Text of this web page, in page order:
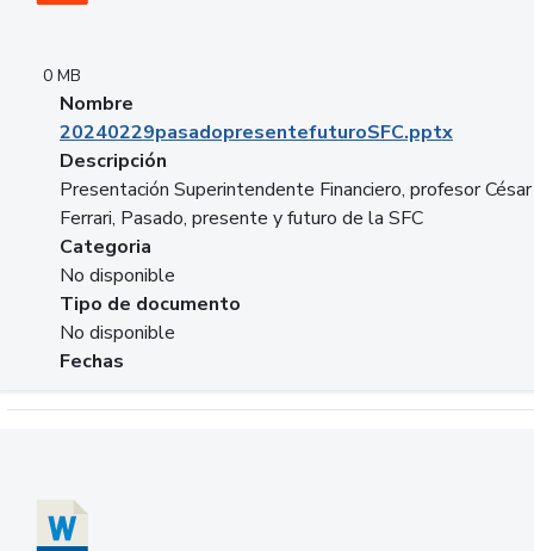
0 MB
Nombre
20240229pasadopresentefuturoSFC.pptx
Descripción
Presentación Superintendente Financiero, profesor César
Ferrari, Pasado, presente y futuro de la SFC
Categoria
No disponible
Tipo de documento
No disponible
Fechas